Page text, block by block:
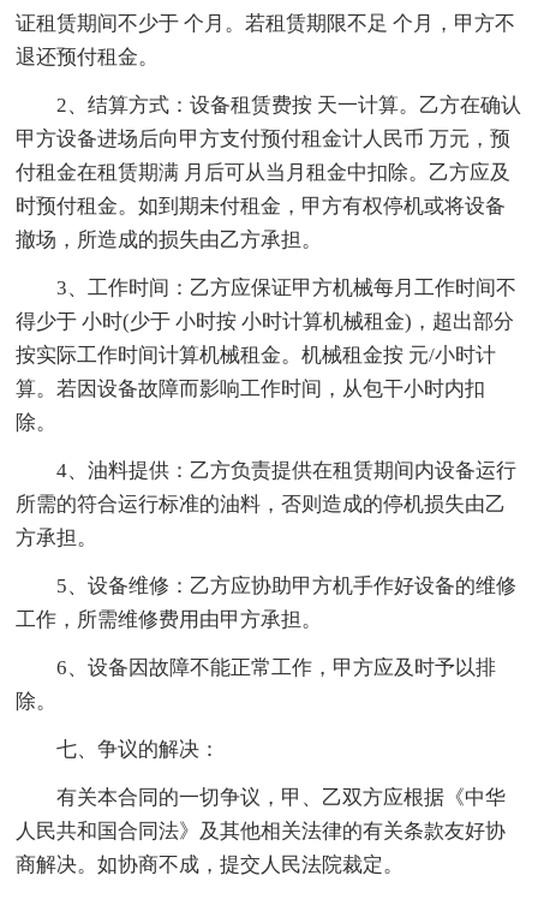
证租赁期间不少于 个月。若租赁期限不足 个月，甲方不
退还预付租金。
2、结算方式：设备租赁费按 天一计算。乙方在确认
甲方设备进场后向甲方支付预付租金计人民币 万元，预
付租金在租赁期满 月后可从当月租金中扣除。乙方应及
时预付租金。如到期未付租金，甲方有权停机或将设备
撤场，所造成的损失由乙方承担。
3、工作时间：乙方应保证甲方机械每月工作时间不
得少于 小时(少于 小时按 小时计算机械租金)，超出部分
按实际工作时间计算机械租金。机械租金按 元/小时计
算。若因设备故障而影响工作时间，从包干小时内扣
除。
4、油料提供：乙方负责提供在租赁期间内设备运行
所需的符合运行标准的油料，否则造成的停机损失由乙
方承担。
5、设备维修：乙方应协助甲方机手作好设备的维修
工作，所需维修费用由甲方承担。
6、设备因故障不能正常工作，甲方应及时予以排
除。
七、争议的解决：
有关本合同的一切争议，甲、乙双方应根据《中华
人民共和国合同法》及其他相关法律的有关条款友好协
商解决。如协商不成，提交人民法院裁定。